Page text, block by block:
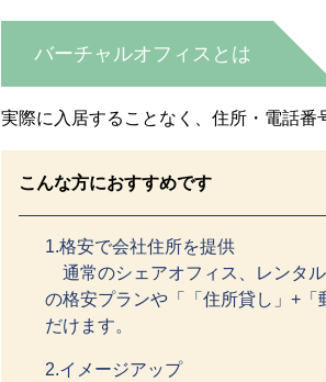
バーチャルオフィスとは
実際に入居することなく、住所・電話番
こんな方におすすめです
1.格安で会社住所を提供
通常のシェアオフィス、レンタ
の格安プランや「「住所貸し」+
だけます。
2.イメージアップ